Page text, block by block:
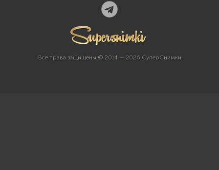
Все права защищены © 2014 — 2026 СуперСнимки